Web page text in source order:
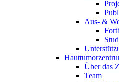
Aus- &
Über das
Team